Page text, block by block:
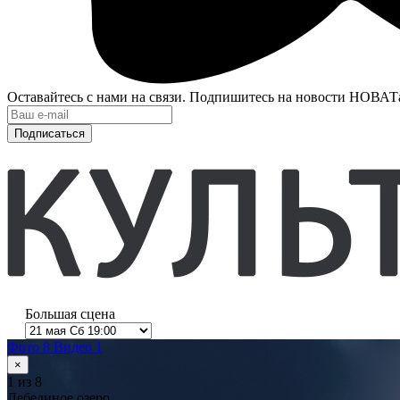
Оставайтесь с нами на связи. Подпишитесь на новости
Подписаться
Большая сцена
Фото 8 Видео 1
×
1 из 8